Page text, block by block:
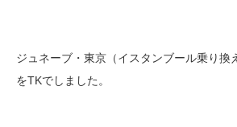
ジュネーブ・東京（イスタンブール乗り換
をTKでしました。